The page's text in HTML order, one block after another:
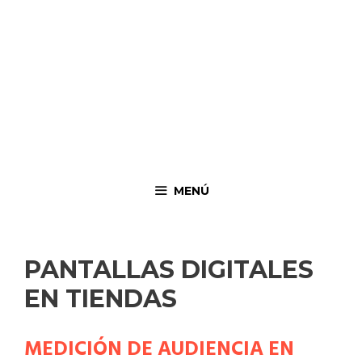
MENÚ
PANTALLAS DIGITALES
EN TIENDAS
MEDICIÓN DE AUDIENCIA EN